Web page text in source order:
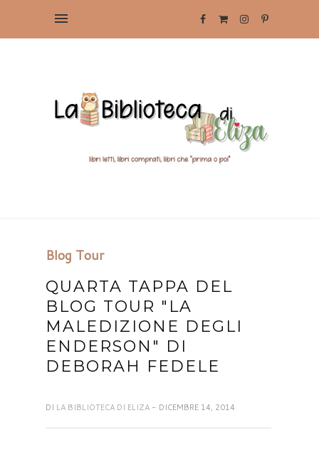
Blog Tour
QUARTA TAPPA DEL
BLOG TOUR "LA
MALEDIZIONE DEGLI
ENDERSON" DI
DEBORAH FEDELE
DI LA BIBLIOTECA DI ELIZA - DICEMBRE 14, 2014